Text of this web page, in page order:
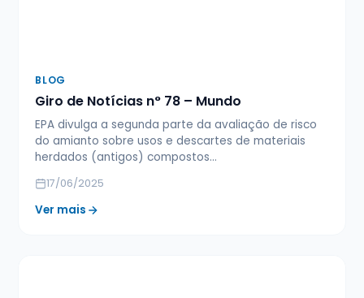
BLOG
Giro de Notícias n° 78 – Mundo
EPA divulga a segunda parte da avaliação de risco
do amianto sobre usos e descartes de materiais
herdados (antigos) compostos…
17/06/2025
Ver mais